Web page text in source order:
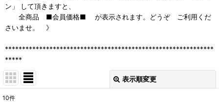
ン」 して頂きますと、
全商品 ■会員価格■ が表示されます。どうぞ ご利用くだ
さいませ。 》
*************************************************************
*****
表示順変更
10件